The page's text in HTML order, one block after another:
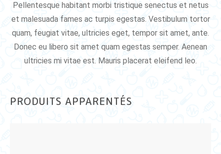
Pellentesque habitant morbi tristique senectus et netus
et malesuada fames ac turpis egestas. Vestibulum tortor
quam, feugiat vitae, ultricies eget, tempor sit amet, ante.
Donec eu libero sit amet quam egestas semper. Aenean
ultricies mi vitae est. Mauris placerat eleifend leo.
PRODUITS APPARENTÉS